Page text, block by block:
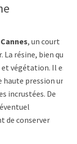
, un court
résine, bien que
végétation. Il est
pression une
incrustées. De
de conserver